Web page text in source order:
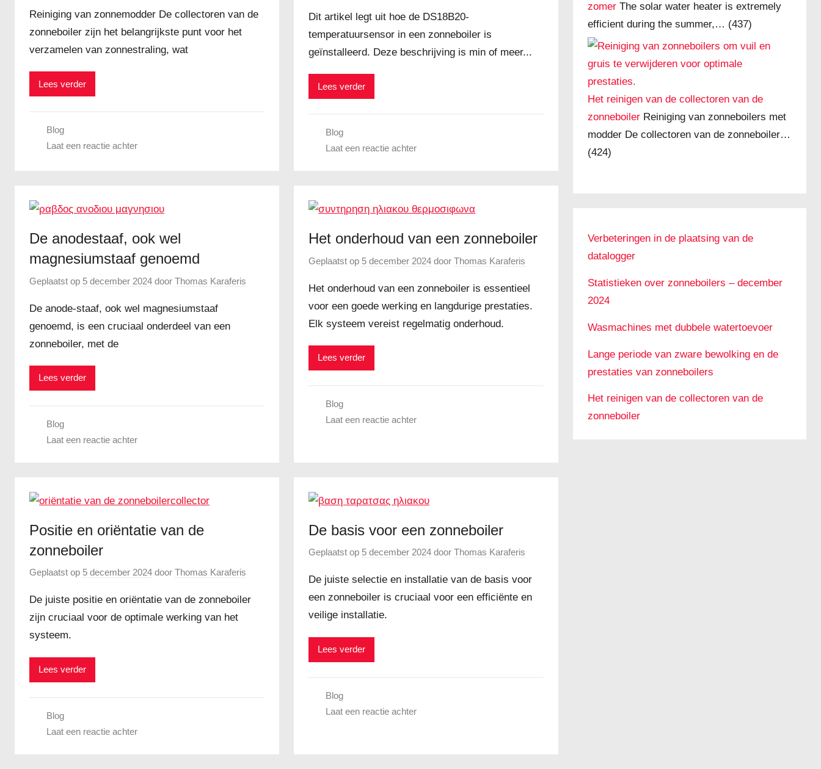
Reiniging van zonnemodder De collectoren van de
zonneboiler zijn het belangrijkste punt voor het
verzamelen van zonnestraling, wat
Lees verder
Blog
Laat een reactie achter
Dit artikel legt uit hoe de DS18B20-
temperatuursensor in een zonneboiler is
geïnstalleerd. Deze beschrijving is min of meer...
Lees verder
Blog
Laat een reactie achter
De anodestaaf, ook wel
magnesiumstaaf genoemd
Geplaatst op 5 december 2024 door Thomas Karaferis
De anode-staaf, ook wel magnesiumstaaf
genoemd, is een cruciaal onderdeel van een
zonneboiler, met de
Lees verder
Blog
Laat een reactie achter
Het onderhoud van een zonneboiler
Geplaatst op 5 december 2024 doorThomas Karaferis
Het onderhoud van een zonneboiler is essentieel
voor een goede werking en langdurige prestaties.
Elk systeem vereist regelmatig onderhoud.
Lees verder
Blog
Laat een reactie achter
Positie en oriëntatie van de
zonneboiler
Geplaatst op 5 december 2024 door Thomas Karaferis
De juiste positie en oriëntatie van de zonneboiler
zijn cruciaal voor de optimale werking van het
systeem.
Lees verder
Blog
Laat een reactie achter
De basis voor een zonneboiler
Geplaatst op 5 december 2024 doorThomas Karaferis
De juiste selectie en installatie van de basis voor
een zonneboiler is cruciaal voor een efficiënte en
veilige installatie.
Lees verder
Blog
Laat een reactie achter
zomer The solar water heater is extremely
efficient during the summer,… (437)
Het reinigen van de collectoren van de
zonneboiler Reiniging van zonneboilers met
modder De collectoren van de zonneboiler…
(424)
Verbeteringen in de plaatsing van de
datalogger
Statistieken over zonneboilers – december
2024
Wasmachines met dubbele watertoevoer
Lange periode van zware bewolking en de
prestaties van zonneboilers
Het reinigen van de collectoren van de
zonneboiler